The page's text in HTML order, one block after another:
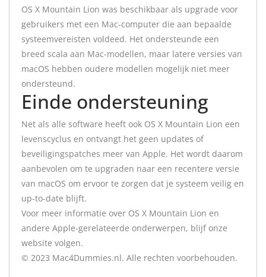
OS X Mountain Lion was beschikbaar als upgrade voor
gebruikers met een Mac-computer die aan bepaalde
systeemvereisten voldeed. Het ondersteunde een
breed scala aan Mac-modellen, maar latere versies van
macOS hebben oudere modellen mogelijk niet meer
ondersteund.
Einde ondersteuning
Net als alle software heeft ook OS X Mountain Lion een
levenscyclus en ontvangt het geen updates of
beveiligingspatches meer van Apple. Het wordt daarom
aanbevolen om te upgraden naar een recentere versie
van macOS om ervoor te zorgen dat je systeem veilig en
up-to-date blijft.
Voor meer informatie over OS X Mountain Lion en
andere Apple-gerelateerde onderwerpen, blijf onze
website volgen.
© 2023 Mac4Dummies.nl. Alle rechten voorbehouden.